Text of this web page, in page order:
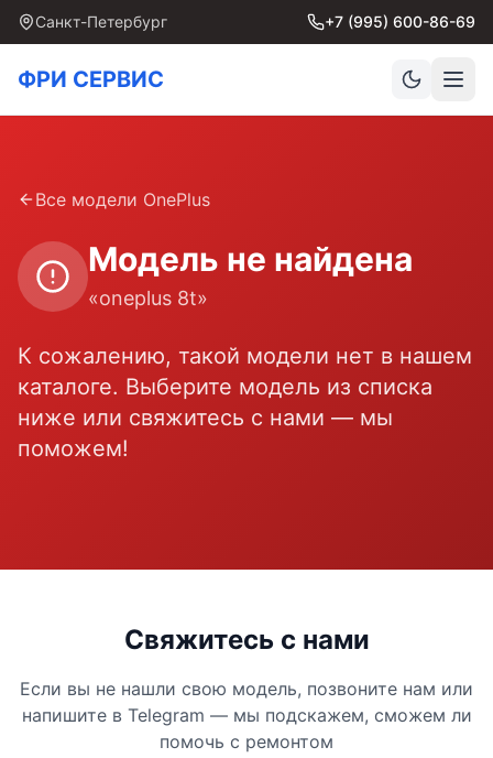
Санкт-Петербург +7 (995) 600-86-69
ФРИ СЕРВИС
Все модели OnePlus
Модель не найдена
«oneplus 8t»
К сожалению, такой модели нет в нашем
каталоге. Выберите модель из списка
ниже или свяжитесь с нами — мы
поможем!
Свяжитесь с нами
Если вы не нашли свою модель, позвоните нам или
напишите в Telegram — мы подскажем, сможем ли
помочь с ремонтом